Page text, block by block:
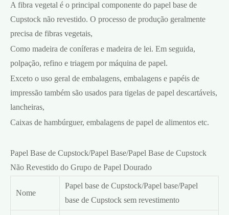
A fibra vegetal é o principal componente do papel base de
Cupstock não revestido. O processo de produção geralmente
precisa de fibras vegetais,
Como madeira de coníferas e madeira de lei. Em seguida,
polpação, refino e triagem por máquina de papel.
Exceto o uso geral de embalagens, embalagens e papéis de
impressão também são usados para tigelas de papel descartáveis,
lancheiras,
Caixas de hambúrguer, embalagens de papel de alimentos etc.
Papel Base de Cupstock/Papel Base/Papel Base de Cupstock
Não Revestido do Grupo de Papel Dourado
Nome
Papel base de Cupstock/Papel base/Papel
base de Cupstock sem revestimento